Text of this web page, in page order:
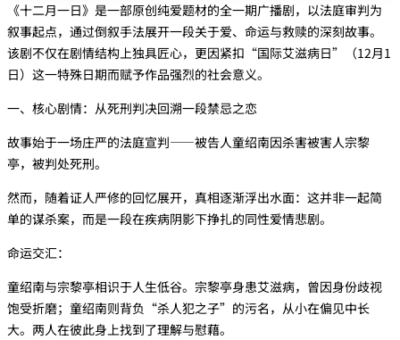
《十二月一日》是一部原创纯爱题材的全一期广播剧，以法庭审判为
叙事起点，通过倒叙手法展开一段关于爱、命运与救赎的深刻故事。
该剧不仅在剧情结构上独具匠心，更因紧扣“国际艾滋病日”（12月1
日）这一特殊日期而赋予作品强烈的社会意义。
一、核心剧情：从死刑判决回溯一段禁忌之恋
故事始于一场庄严的法庭宣判——被告人‌童绍南‌因杀害被害人‌宗黎
亭‌，被判处死刑。
然而，随着证人‌严修‌的回忆展开，真相逐渐浮出水面：这并非一起简
单的谋杀案，而是一段在疾病阴影下挣扎的同性爱情悲剧。
‌命运交汇‌：
童绍南与宗黎亭相识于人生低谷。宗黎亭身患艾滋病，曾因身份歧视
饱受折磨；童绍南则背负“杀人犯之子”的污名，从小在偏见中长
大。两人在彼此身上找到了理解与慰藉。